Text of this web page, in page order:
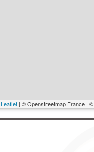
Leaflet| © Openstreetmap France | ©